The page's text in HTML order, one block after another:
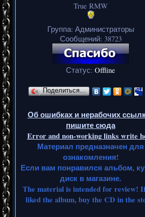
True RMW
Группа: Администраторы
Сообщений: 38723
Статус: Offline
Поделиться…
Об ошибках и нерабочих
пишите сюда
Error and non-working links write
Материал предназначен для
ознакомления!
Если вам понравился альбом,
диск в магазине.
The material is intended for review!
liked the album, buy the CD in the